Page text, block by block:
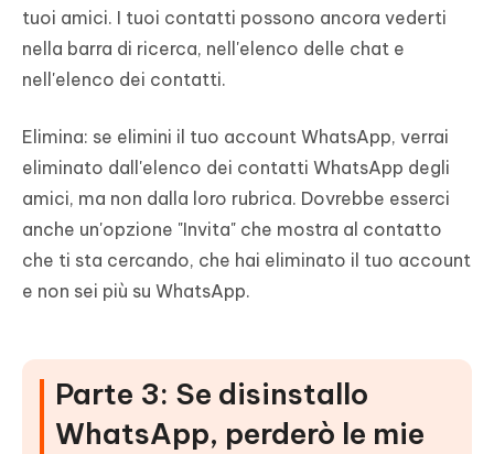
tuoi amici. I tuoi contatti possono ancora vederti
nella barra di ricerca, nell'elenco delle chat e
nell'elenco dei contatti.
Elimina: se elimini il tuo account WhatsApp, verrai
eliminato dall'elenco dei contatti WhatsApp degli
amici, ma non dalla loro rubrica. Dovrebbe esserci
anche un'opzione "Invita" che mostra al contatto
che ti sta cercando, che hai eliminato il tuo account
e non sei più su WhatsApp.
Parte 3: Se disinstallo
WhatsApp, perderò le mie